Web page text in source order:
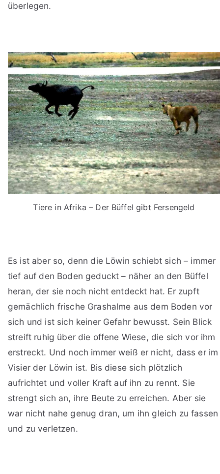
überlegen.
Tiere in Afrika – Der Büffel gibt Fersengeld
Es ist aber so, denn die Löwin schiebt sich – immer
tief auf den Boden geduckt – näher an den Büffel
heran, der sie noch nicht entdeckt hat. Er zupft
gemächlich frische Grashalme aus dem Boden vor
sich und ist sich keiner Gefahr bewusst. Sein Blick
streift ruhig über die offene Wiese, die sich vor ihm
erstreckt. Und noch immer weiß er nicht, dass er im
Visier der Löwin ist. Bis diese sich plötzlich
aufrichtet und voller Kraft auf ihn zu rennt. Sie
strengt sich an, ihre Beute zu erreichen. Aber sie
war nicht nahe genug dran, um ihn gleich zu fassen
und zu verletzen.